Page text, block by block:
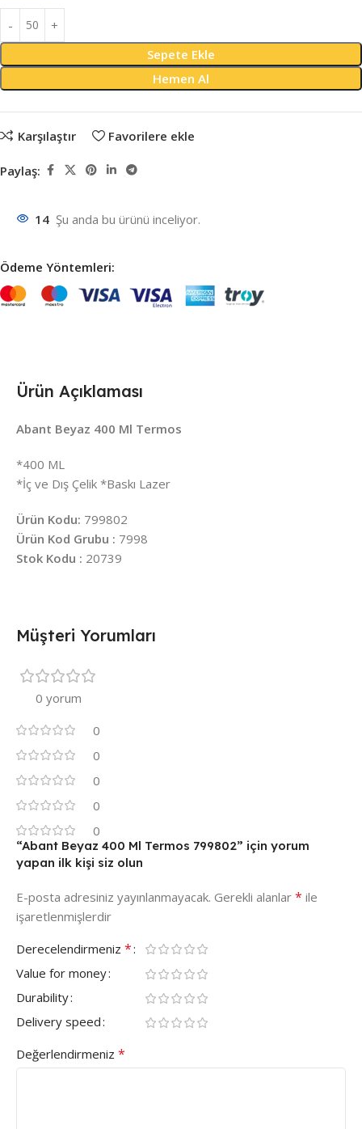
Sepete Ekle
Hemen Al
Karşılaştır Favorilere ekle
Paylaş:
14 Şu anda bu ürünü inceliyor.
Ödeme Yöntemleri:
Ürün Açıklaması
Abant Beyaz 400 Ml Termos
*400 ML
*İç ve Dış Çelik *Baskı Lazer
Ürün Kodu: 799802
Ürün Kod Grubu : 7998
Stok Kodu : 20739
Müşteri Yorumları
0 yorum
0
0
0
0
0
“Abant Beyaz 400 Ml Termos 799802” için yorum
yapan ilk kişi siz olun
E-posta adresiniz yayınlanmayacak. Gerekli alanlar * ile
işaretlenmişlerdir
Derecelendirmeniz *
Value for money
Durability
Delivery speed
Değerlendirmeniz *